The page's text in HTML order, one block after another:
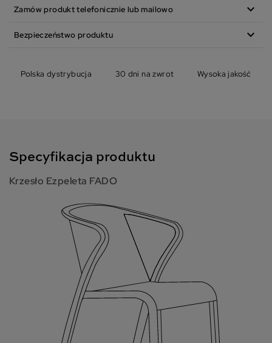
Zamów produkt telefonicznie lub mailowo expand_more
Bezpieczeństwo produktu expand_more
Polska dystrybucja 30 dni na zwrot Wysoka jakość
Specyfikacja produktu
Krzesło Ezpeleta FADO